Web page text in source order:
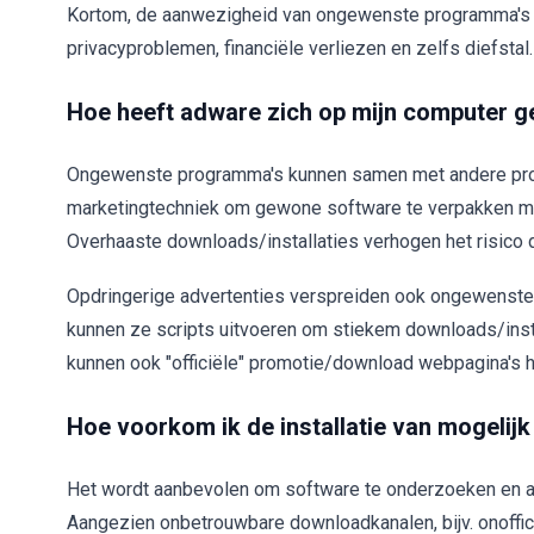
Kortom, de aanwezigheid van ongewenste
privacyproblemen, financiële verliezen en zelfs diefstal.
Hoe heeft adware zich op mijn computer
Ongewenste programma's kunnen samen met andere
marketingtechniek om gewone software te verpakken
Overhaaste downloads/installaties verhogen het
Opdringerige advertenties verspreiden ook
kunnen ze scripts uitvoeren om stiekem downloads/
kunnen ook "officiële" promotie/download webpagina's
Hoe voorkom ik de installatie van
Het wordt aanbevolen om software te onderzoeken
Aangezien onbetrouwbare downloadkanalen, bijv.